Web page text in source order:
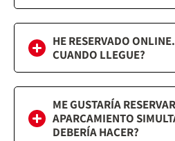
HE RESERVADO
CUANDO LLEGUE?
ME GUSTARÍA
APARCAMIENTO
DEBERÍA HACER?